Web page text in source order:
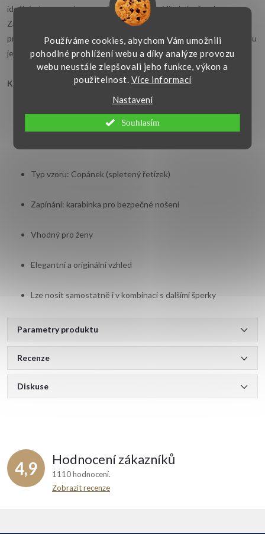
Používáme cookies, abychom Vám umožnili
pohodlné prohlížení webu a díky analýze provozu
webu neustále zlepšovali jeho funkce, výkon a
použitelnost. Více informací
Nastavení
Souhlasím
ideálním kompromisem mezi decentním a viditelným šperkem.
Zapínání na karabinku je bezpečné a praktické. Náramek je vhodný
pro ženy, které hledají elegantní doplněk. Díky univerzálnímu vzhledu
jej lze nosit samostatně i kombinovat s jinými šperky.
Klíčové vlastnosti:
Šířka náramku: 1,70 mm
Typ vzoru: Copánek (spletený řetízek)
Zapínání: karabinka pro bezpečné nošení
Vhodný pro ženy
Elegantní a originální vzhled
Lze nosit samostatně i v kombinaci s dalšími šperky
Parametry produktu
Recenze
Diskuse
4,9 Hodnocení zákazníků
1110 hodnocení
Zobrazit recenze